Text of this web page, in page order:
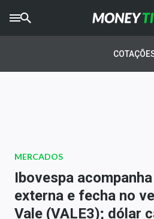
AGROTIMES
Newsletters
Money Trader
Anuncie
MERCADOS
Ibovespa
externa e fecha no
Vale (VALE3); dólar